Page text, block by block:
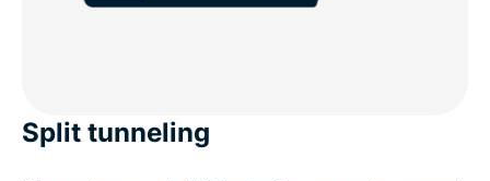
Split tunneling